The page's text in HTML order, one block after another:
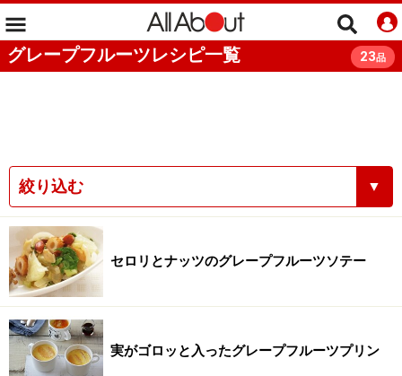
グレープフルーツレシピ一覧 23品
絞り込む ▼
セロリとナッツのグレープフルーツソテー
実がゴロッと入ったグレープフルーツプリン